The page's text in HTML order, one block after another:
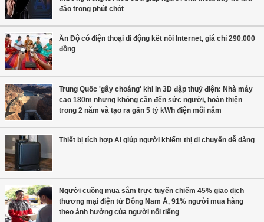
đảo trong phút chót
Ấn Độ có điện thoại di động kết nối Internet, giá chỉ 290.000
đồng
Trung Quốc 'gây choáng' khi in 3D đập thuỷ điện: Nhà máy
cao 180m nhưng không cần đến sức người, hoàn thiện
trong 2 năm và tạo ra gần 5 tỷ kWh điện mỗi năm
Thiết bị tích hợp AI giúp người khiếm thị di chuyển dễ dàng
Người cuồng mua sắm trực tuyến chiếm 45% giao dịch
thương mại điện tử Đông Nam Á, 91% người mua hàng
theo ảnh hưởng của người nổi tiếng